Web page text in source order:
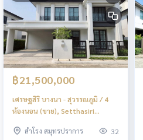
฿21,500,000
เศรษฐสิริ บางนา - สุวรรณภูมิ / 4
ห้องนอน (ขาย), Setthasiri
Bedrooms (FOR SALE) DA115
สำโรง สมุทรปราการ 32